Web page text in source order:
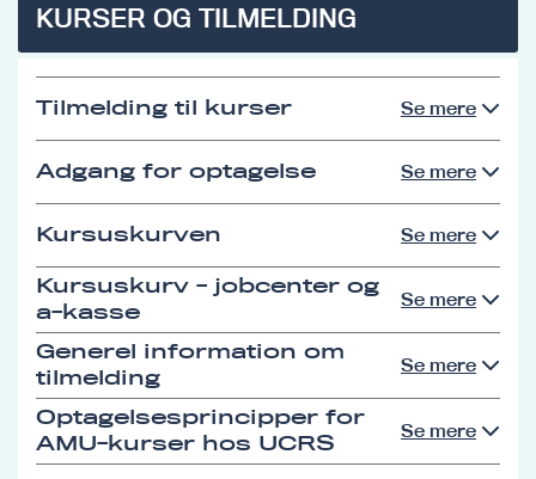
KURSER OG TILMELDING
Tilmelding til kurser Se mere
Adgang for optagelse Se mere
Kursuskurven Se mere
Kursuskurv - jobcenter og
a-kasse
Se mere
Generel information om
tilmelding
Se mere
Optagelsesprincipper for
AMU-kurser hos UCRS
Se mere